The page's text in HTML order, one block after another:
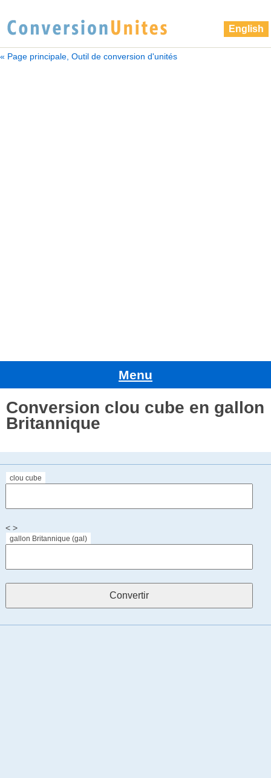
English
« Page principale, Outil de conversion d'unités
Menu
Conversion clou cube en gallon
Britannique
clou cube
< >
gallon Britannique (gal)